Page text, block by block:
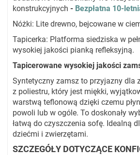
konstrukcyjnych - Bezpłatna 10-
Nóżki: Lite drewno, bejcowane w
Tapicerka: Platforma siedziska w
wysokiej jakości pianką refleksyjną.
Tapicerowane wysokiej jakości
Syntetyczny zamsz to przyjazny dla
z poliestru, który jest miękki,
warstwą teflonową dzięki czemu
powoli lub w ogóle. To doskonały
łatwą do czyszczenia sofę. Idealną
dziećmi i zwierzętami.
SZCZEGÓŁY DOTYCZĄCE